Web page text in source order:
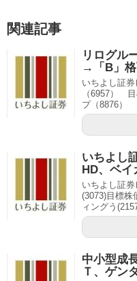
関連記事
リログル
→「B」
いちよし証
（6957）
プ（8876）
いちよし
HD、ベイ
いちよし証
(3073)目標
ィングう
中小型成
Ｔ、ゲン